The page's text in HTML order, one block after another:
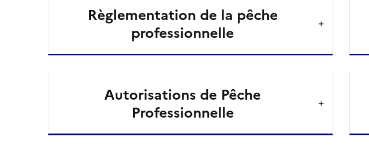
Règlementation de la pêche
professionnelle
Autorisations de Pêche
Professionnelle